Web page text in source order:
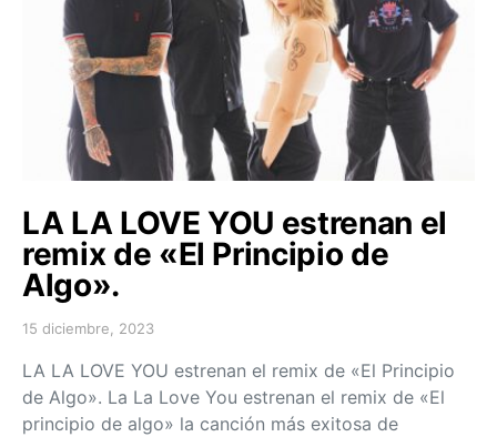
LA LA LOVE YOU estrenan el
remix de «El Principio de
Algo».
Posted on
15 diciembre, 2023
LA LA LOVE YOU estrenan el remix de «El Principio
de Algo». La La Love You estrenan el remix de «El
principio de algo» la canción más exitosa de